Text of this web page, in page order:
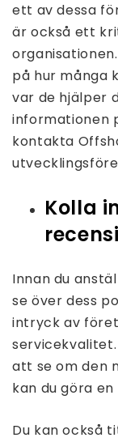
ett av dessa
är också ett
på hur många
var de hjälper
informationen
kontakta
Kolla
Innan du
se över dess
intryck av
att se om den
kan du göra
Du kan också